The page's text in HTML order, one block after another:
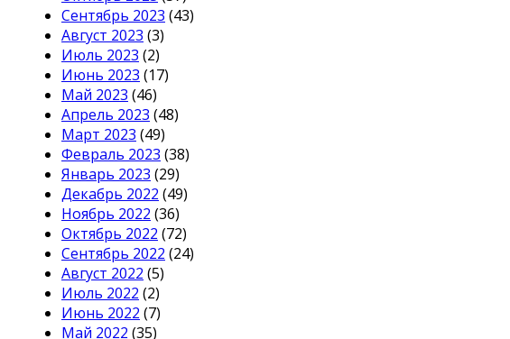
Сентябрь 2023 (43)
Август 2023 (3)
Июль 2023 (2)
Июнь 2023 (17)
Май 2023 (46)
Апрель 2023 (48)
Март 2023 (49)
Февраль 2023 (38)
Январь 2023 (29)
Декабрь 2022 (49)
Ноябрь 2022 (36)
Октябрь 2022 (72)
Сентябрь 2022 (24)
Август 2022 (5)
Июль 2022 (2)
Июнь 2022 (7)
Май 2022 (35)